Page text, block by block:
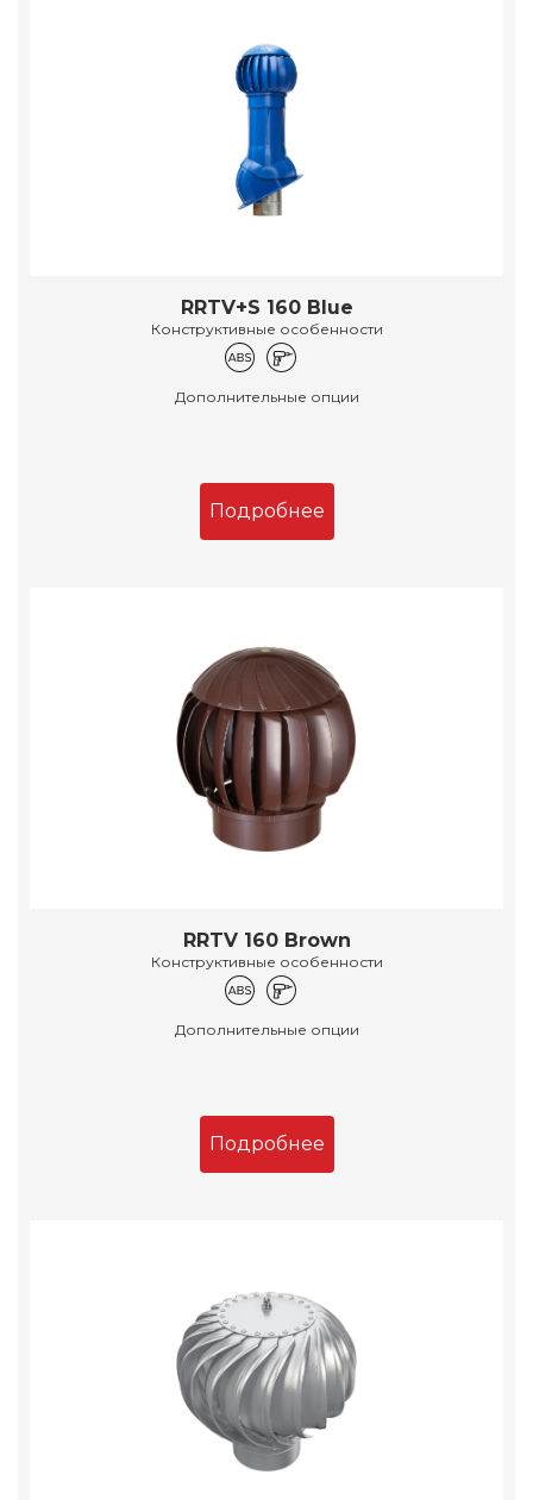
RRTV+S 160 Blue
Конструктивные особенности
Дополнительные опции
Подробнее
RRTV 160 Brown
Конструктивные особенности
Дополнительные опции
Подробнее